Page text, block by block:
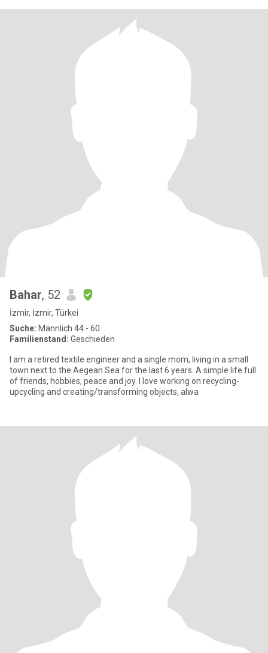
Bahar, 52
İzmir, İzmir, Türkei
Suche: Männlich 44 - 60
Familienstand: Geschieden
I am a retired textile engineer and a single mom, living in a small
town next to the Aegean Sea for the last 6 years. A simple life full
of friends, hobbies, peace and joy. I love working on recycling-
upcycling and creating/transforming objects, alwa